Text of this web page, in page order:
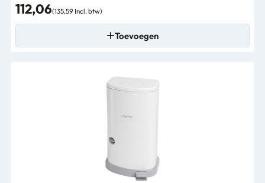
112,06(135,59 Incl. btw)
Toevoegen